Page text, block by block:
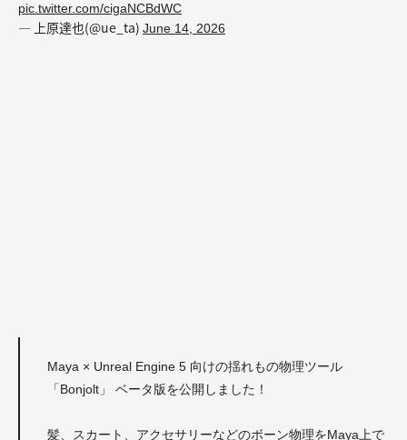
pic.twitter.com/cigaNCBdWC
— 上原達也(@ue_ta) June 14, 2026
Maya × Unreal Engine 5 向けの揺れもの物理ツール
「Bonjolt」 ベータ版を公開しました！
髪、スカート、アクセサリーなどのボーン物理をMaya上で